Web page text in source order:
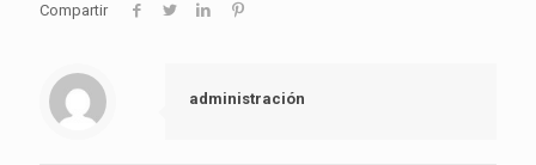
Compartir
administración